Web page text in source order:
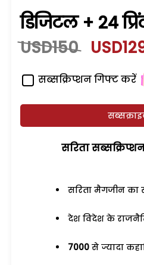
डिजिटल + 24
USD150
सब्सक्रिप्शन गिफ्ट करें
सरिता
सरिता मैगजीन का
देश विदेश के
7000 से ज्यादा